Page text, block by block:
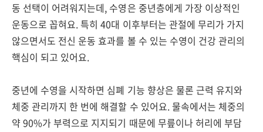
동 선택이 어려워지는데, 수영은 중년층에게 가장 이상적인
운동으로 꼽혀요. 특히 40대 이후부터는 관절에 무리가 가지
않으면서도 전신 운동 효과를 볼 수 있는 수영이 건강 관리의
핵심이 되고 있어요.
중년에 수영을 시작하면 심폐 기능 향상은 물론 근력 유지와
체중 관리까지 한 번에 해결할 수 있어요. 물속에서는 체중의
약 90%가 부력으로 지지되기 때문에 무릎이나 허리에 부담